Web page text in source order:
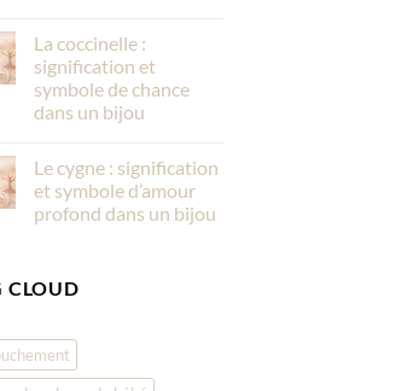
La coccinelle :
signification et
symbole de chance
dans un bijou
Le cygne : signification
et symbole d’amour
profond dans un bijou
CLOUD